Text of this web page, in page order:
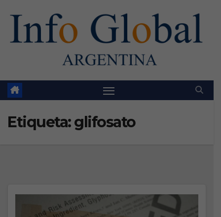
Etiqueta:glifosato